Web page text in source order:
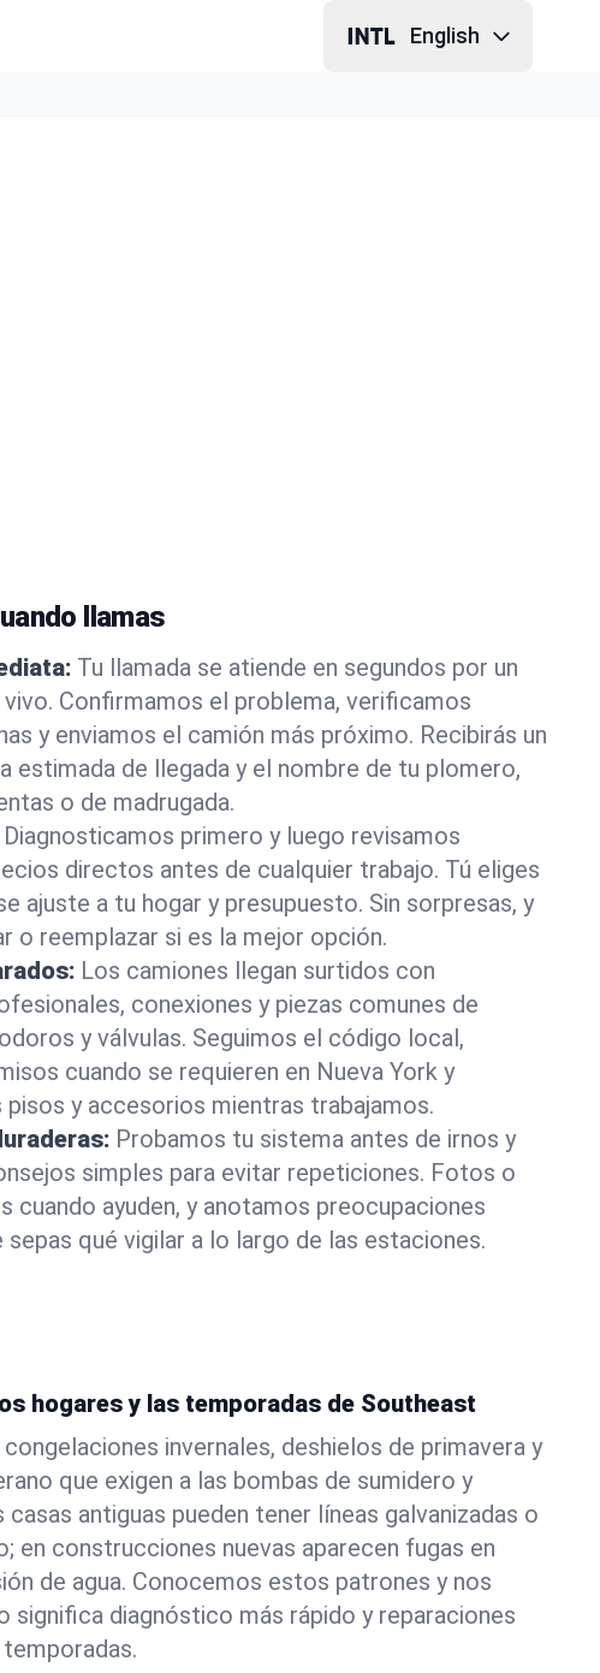
English
llamas
Tu llamada se atiende en segundos por un
Confirmamos el problema, verificamos
y enviamos el camión más próximo. Recibirás un
estimada de llegada y el nombre de tu plomero,
o de madrugada.
Diagnosticamos primero y luego revisamos
directos antes de cualquier trabajo. Tú eliges
ajuste a tu hogar y presupuesto. Sin sorpresas, y
o reemplazar si es la mejor opción.
Los camiones llegan surtidos con
conexiones y piezas comunes de
y válvulas. Seguimos el código local,
cuando se requieren en Nueva York y
y accesorios mientras trabajamos.
Probamos tu sistema antes de irnos y
simples para evitar repeticiones. Fotos o
cuando ayuden, y anotamos preocupaciones
sepas qué vigilar a lo largo de las estaciones.
hogares y las temporadas de Southeast
invernales, deshielos de primavera y
que exigen a las bombas de sumidero y
casas antiguas pueden tener líneas galvanizadas o
en construcciones nuevas aparecen fugas en
de agua. Conocemos estos patrones y nos
significa diagnóstico más rápido y reparaciones